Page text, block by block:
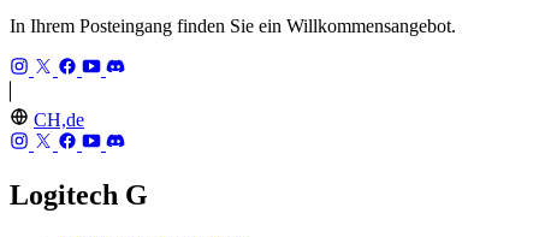
In Ihrem Posteingang finden Sie ein Willkommensangebot.
CH,de
Logitech G